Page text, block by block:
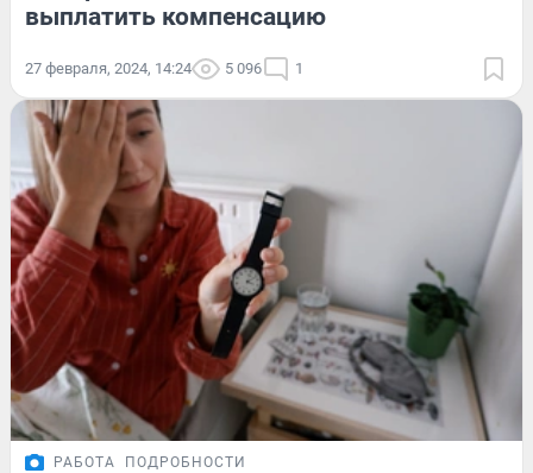
выплатить компенсацию
27 февраля, 2024, 14:24 5 096 1
РАБОТА ПОДРОБНОСТИ